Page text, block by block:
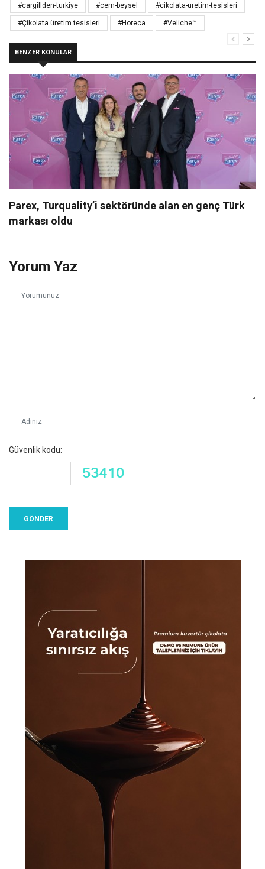
#cargillden-turkiye #cem-beysel #cikolata-uretim-tesisleri
#Çikolata üretim tesisleri #Horeca #Veliche™
BENZER KONULAR
Parex, Turquality’i sektöründe alan en genç Türk
markası oldu
Yorum Yaz
Güvenlik kodu: